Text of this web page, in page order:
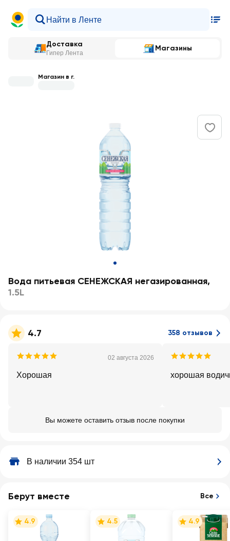
Доставка
Гипер Лента
Магазины
Магазин в г.
Вода питьевая СЕНЕЖСКАЯ негазированная,
1.5L
4.7 358 отзывов
02 августа 2026
Хорошая хорошая
Вы можете оставить отзыв после покупки
В наличии 354 шт
Берут вместе Все
4.9 4.5 4.9